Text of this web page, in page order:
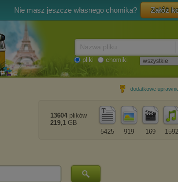
Nie masz jeszcze własnego chomika? Załóż
pliki chomiki
dodatkowe
1592
169
919
5425
13604 plików
219,1 GB